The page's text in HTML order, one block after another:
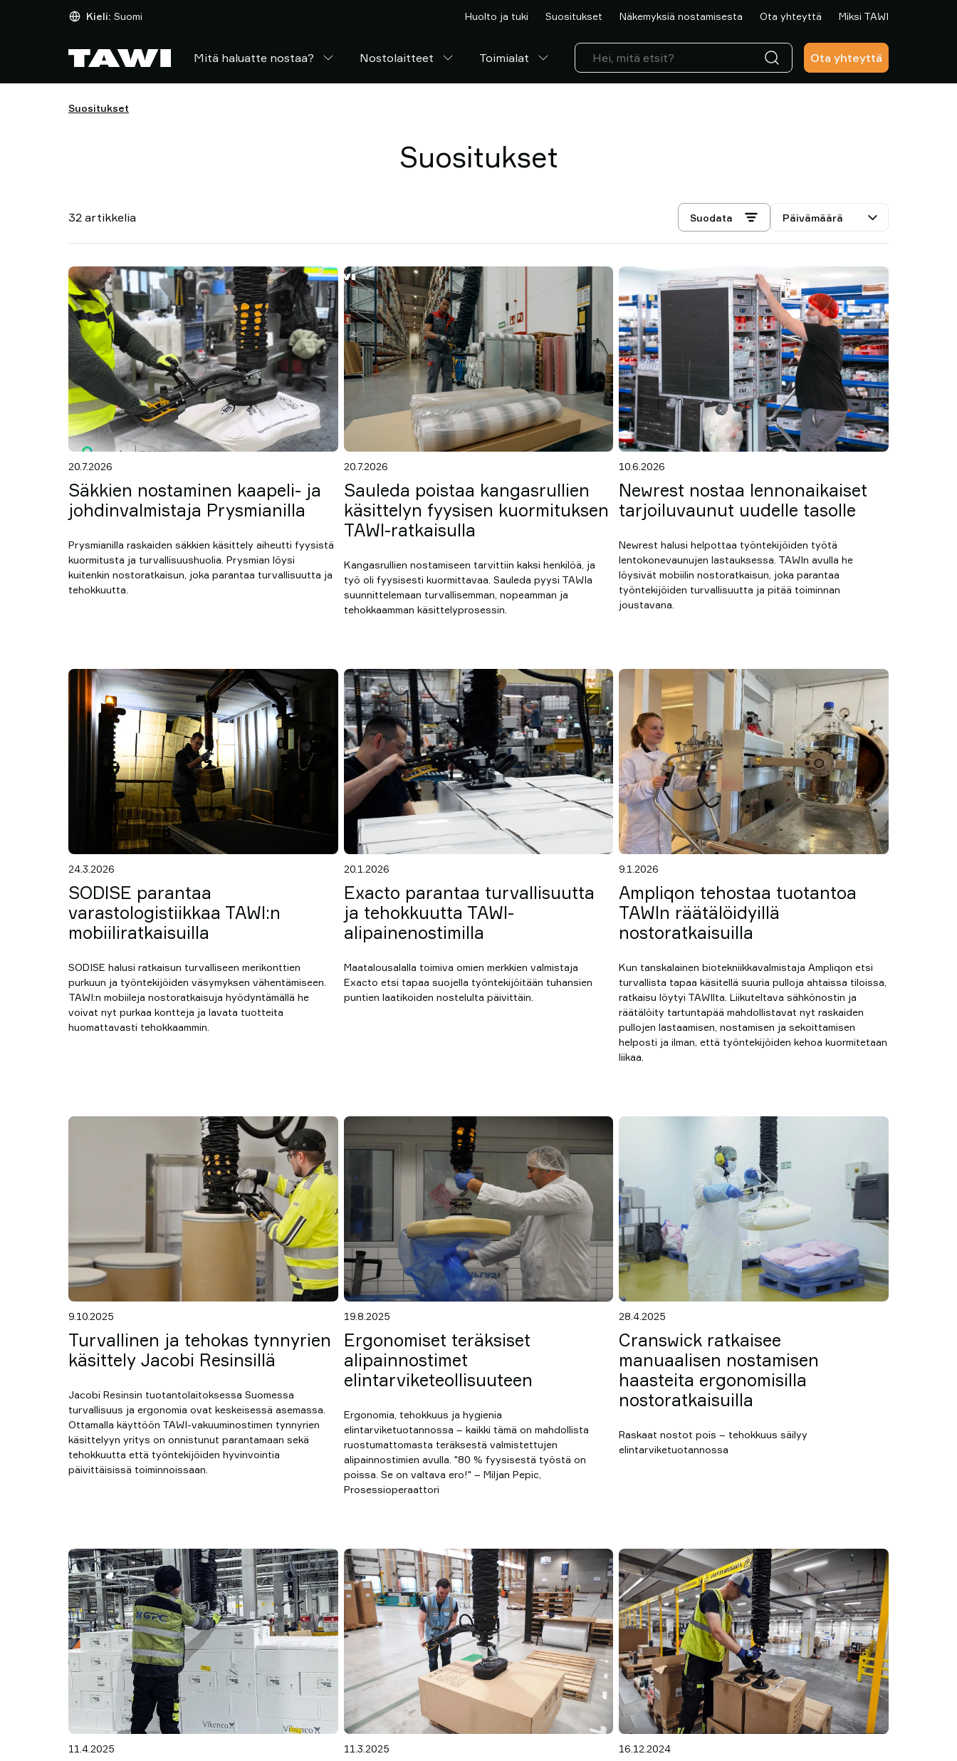
Kieli: Suomi Huolto ja tuki Suositukset Näkemyksiä nostamisesta Ota yhteyttä Miksi TAWI
Mitä haluatte nostaa? Nostolaitteet Toimialat Ota yhteyttä
Suositukset
Suositukset
32 artikkelia Suodata
20.7.2026
Säkkien nostaminen kaapeli- ja
johdinvalmistaja Prysmianilla
Prysmianilla raskaiden säkkien käsittely aiheutti fyysistä
kuormitusta ja turvallisuushuolia. Prysmian löysi
kuitenkin nostoratkaisun, joka parantaa turvallisuutta ja
tehokkuutta.
20.7.2026
Sauleda poistaa kangasrullien
käsittelyn fyysisen kuormituksen
TAWI-ratkaisulla
Kangasrullien nostamiseen tarvittiin kaksi henkilöä, ja
työ oli fyysisesti kuormittavaa. Sauleda pyysi TAWIa
suunnittelemaan turvallisemman, nopeamman ja
tehokkaamman käsittelyprosessin.
10.6.2026
Newrest nostaa lennonaikaiset
tarjoiluvaunut uudelle tasolle
Newrest halusi helpottaa työntekijöiden työtä
lentokonevaunujen lastauksessa. TAWIn avulla he
löysivät mobiilin nostoratkaisun, joka parantaa
työntekijöiden turvallisuutta ja pitää toiminnan
joustavana.
24.3.2026
SODISE parantaa
varastologistiikkaa TAWI:n
mobiiliratkaisuilla
SODISE halusi ratkaisun turvalliseen merikonttien
purkuun ja työntekijöiden väsymyksen vähentämiseen.
TAWI:n mobiileja nostoratkaisuja hyödyntämällä he
voivat nyt purkaa kontteja ja lavata tuotteita
huomattavasti tehokkaammin.
20.1.2026
Exacto parantaa turvallisuutta
ja tehokkuutta TAWI-
alipainenostimilla
Maatalousalalla toimiva omien merkkien valmistaja
Exacto etsi tapaa suojella työntekijöitään tuhansien
puntien laatikoiden nostelulta päivittäin.
9.1.2026
Ampliqon tehostaa tuotantoa
TAWIn räätälöidyillä
nostoratkaisuilla
Kun tanskalainen biotekniikkavalmistaja Ampliqon etsi
turvallista tapaa käsitellä suuria pulloja ahtaissa tiloissa,
ratkaisu löytyi TAWIlta. Liikuteltava sähkönostin ja
räätälöity tartuntapää mahdollistavat nyt raskaiden
pullojen lastaamisen, nostamisen ja sekoittamisen
helposti ja ilman, että työntekijöiden kehoa kuormitetaan
liikaa.
9.10.2025
Turvallinen ja tehokas tynnyrien
käsittely Jacobi Resinsillä
Jacobi Resinsin tuotantolaitoksessa Suomessa
turvallisuus ja ergonomia ovat keskeisessä asemassa.
Ottamalla käyttöön TAWI-vakuuminostimen tynnyrien
käsittelyyn yritys on onnistunut parantamaan sekä
tehokkuutta että työntekijöiden hyvinvointia
päivittäisissä toiminnoissaan.
19.8.2025
Ergonomiset teräksiset
alipainnostimet
elintarviketeollisuuteen
Ergonomia, tehokkuus ja hygienia
elintarviketuotannossa – kaikki tämä on mahdollista
ruostumattomasta teräksestä valmistettujen
alipainnostimien avulla. "80 % fyysisestä työstä on
poissa. Se on valtava ero!" – Miljan Pepic,
Prosessioperaattori
28.4.2025
Cranswick ratkaisee
manuaalisen nostamisen
haasteita ergonomisilla
nostoratkaisuilla
Raskaat nostot pois – tehokkuus säilyy
elintarviketuotannossa
11.4.2025 11.3.2025 16.12.2024
Nostolaitteet
yhteyttä